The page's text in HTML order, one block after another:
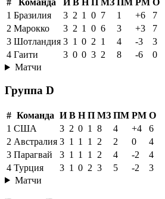
# Команда И В Н МЗ ПМ РМ О
1 Бразилия 3 2 1 0 7 1 +6
7
2 Марокко 3 2 1 0 6 3 +3
7
3 Шотландия 3 1 0 2 1 4 -3
3
4 Гаити 3 0 0 3 2 8 -6
0
Матчи
Группа D
# Команда И В Н П МЗ ПМ РМ О
1 США 3 2 0 1 8 4 +4
6
2 Австралия 3 1 1 1 2 2 0
4
3 Парагвай 3 1 1 1 2 4 -2
4
4 Турция 3 1 0 2 3 5 -2
3
Матчи